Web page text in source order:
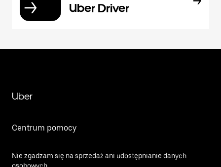
Uber Driver
Uber
Centrum pomocy
Nie zgadzam się na sprzedaż ani udostępnianie danych